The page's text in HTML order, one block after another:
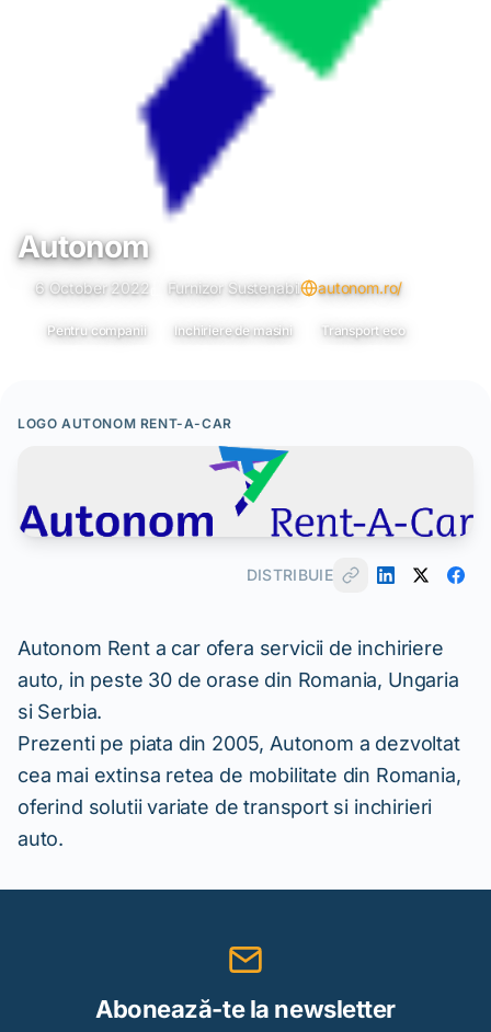
Autonom
6 October 2022 Furnizor Sustenabil autonom.ro/
Pentru companii Inchiriere de masini Transport eco
LOGO AUTONOM RENT-A-CAR
DISTRIBUIE
Autonom Rent a car ofera servicii de inchiriere
auto, in peste 30 de orase din Romania, Ungaria
si Serbia.
Prezenti pe piata din 2005, Autonom a dezvoltat
cea mai extinsa retea de mobilitate din Romania,
oferind solutii variate de transport si inchirieri
auto.
Abonează-te la newsletter